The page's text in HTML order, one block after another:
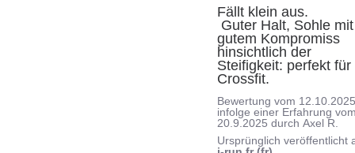
Fällt klein aus.
gutem Kompromiss
hinsichtlich der
Steifigkeit: perfekt für
Crossfit.
Bewertung vom
infolge einer Erfahrung
20.9.2025 durchAxel R.
Ursprünglich veröffentlicht